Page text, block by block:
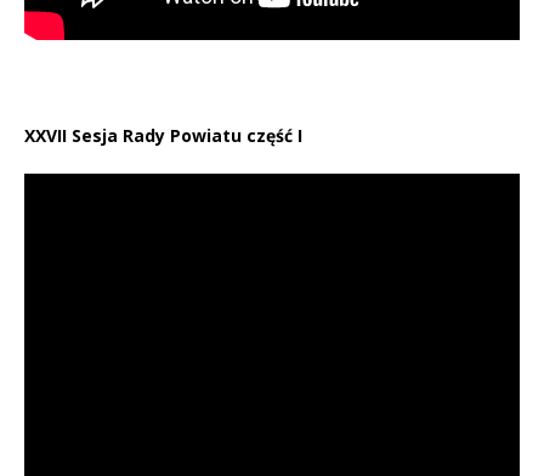
XXVII Sesja Rady Powiatu część I